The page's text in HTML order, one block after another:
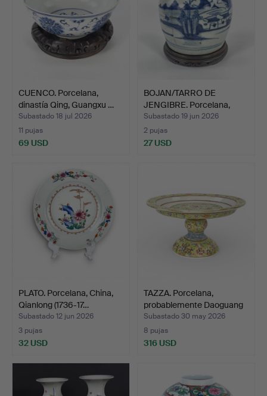
CUENCO. Porcelana,
dinastía Qing, Guangxu …
Subastado 18 jul 2026
11 pujas
69 USD
BOJAN/TARRO DE
JENGIBRE. Porcelana,
China,…
Subastado 19 jun 2026
2 pujas
27 USD
PLATO. Porcelana, China,
Qianlong (1736-17…
Subastado 12 jun 2026
3 pujas
32 USD
TAZZA. Porcelana,
probablemente Daoguang
(…
Subastado 30 may 2026
8 pujas
316 USD